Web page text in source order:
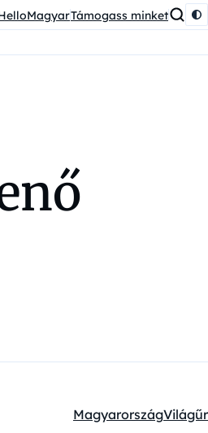
Támogass minket
Kategóriák:
MagyarországVilágűr